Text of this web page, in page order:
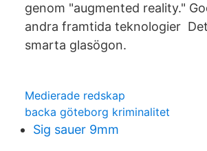
genom "augmented reality."
andra framtida teknologier
smarta glasögon.
Medierade redskap
backa göteborg kriminalitet
Sig sauer 9mm